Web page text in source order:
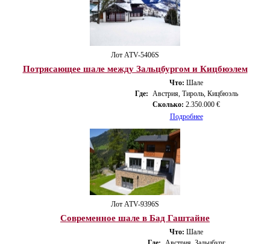
Лот ATV-5406S
Потрясающее шале между Зальцбургом и Кицбюэлем
Что: Шале
Где: Австрия, Тироль, Кицбюэль
Сколько: 2.350.000 €
Подробнее
Лот ATV-9396S
Современное шале в Бад Гаштайне
Что: Шале